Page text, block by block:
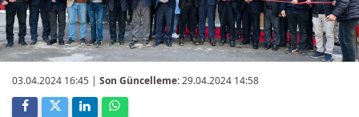
03.04.2024 16:45 | Son Güncelleme:29.04.2024 14:58